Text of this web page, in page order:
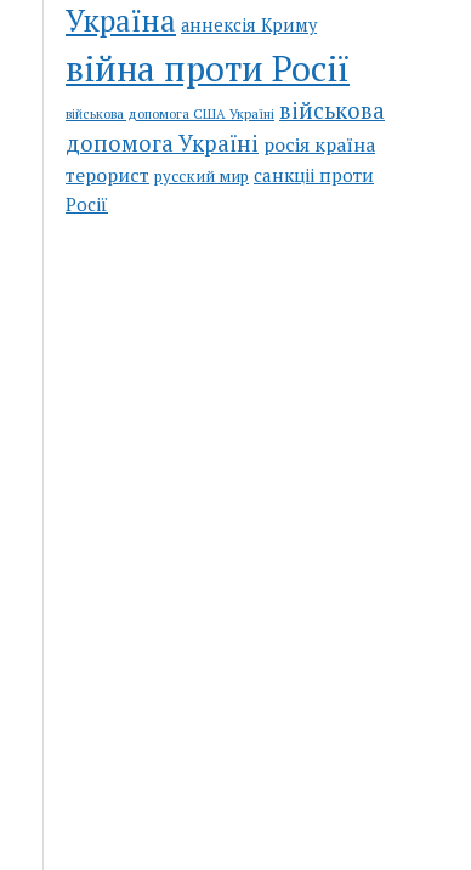
Україна аннексія Криму
війна проти Росії
військова допомога США Україні військова
допомога Україні росія країна
терорист русский мир санкціі проти
Росії